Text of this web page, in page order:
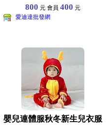
睡衣爬服 尺寸70-1
800 元 會員400 元
愛迪達批發網
嬰兒連體服秋冬新生兒衣服